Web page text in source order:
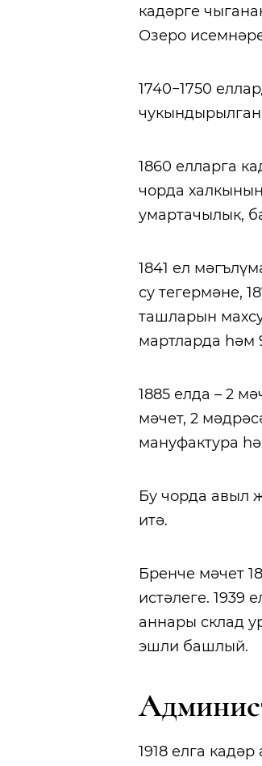
кадәрге
Озеро
1740−1750
1860 елларга
чорда
умартачылык,
1841 ел
су тегермәне,
ташларын
мартларда һәм
1885 елда – 2
мәчет, 2
мануфактура
Бу чорда авыл
итә.
Бренче мәчет
истәлеге. 1939
аннары склад
эшли башлый.
1918 елга